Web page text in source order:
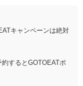
キャンペーンは絶対
するとGOTOEATポ